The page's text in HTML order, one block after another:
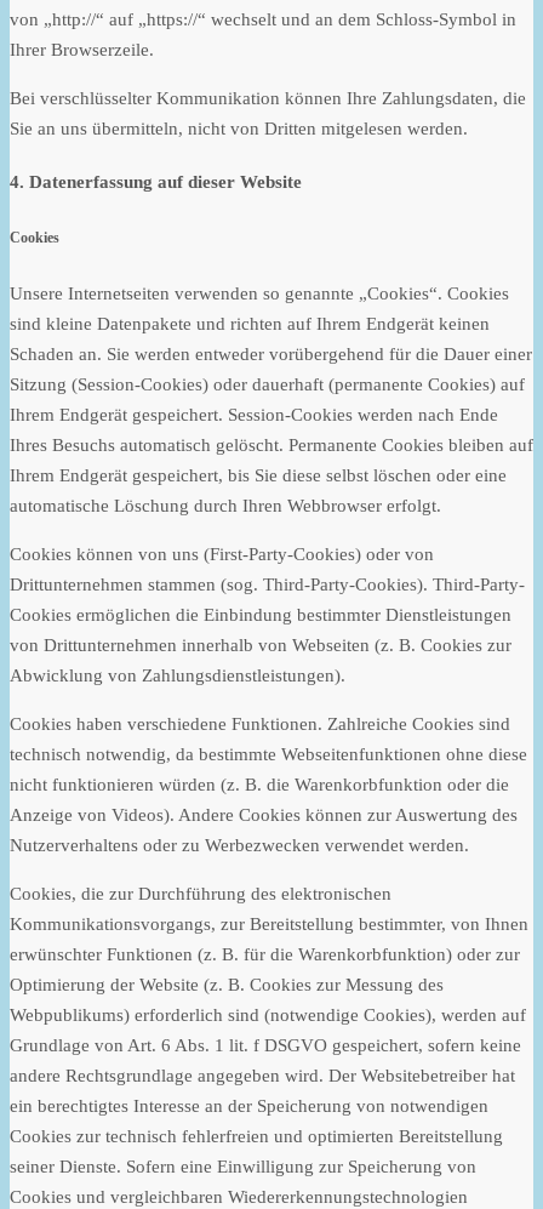
von „http://“ auf „https://“ wechselt und an dem Schloss-Symbol in
Ihrer Browserzeile.
Bei verschlüsselter Kommunikation können Ihre Zahlungsdaten, die
Sie an uns übermitteln, nicht von Dritten mitgelesen werden.
4. Datenerfassung auf dieser Website
Cookies
Unsere Internetseiten verwenden so genannte „Cookies“. Cookies
sind kleine Datenpakete und richten auf Ihrem Endgerät keinen
Schaden an. Sie werden entweder vorübergehend für die Dauer einer
Sitzung (Session-Cookies) oder dauerhaft (permanente Cookies) auf
Ihrem Endgerät gespeichert. Session-Cookies werden nach Ende
Ihres Besuchs automatisch gelöscht. Permanente Cookies bleiben auf
Ihrem Endgerät gespeichert, bis Sie diese selbst löschen oder eine
automatische Löschung durch Ihren Webbrowser erfolgt.
Cookies können von uns (First-Party-Cookies) oder von
Drittunternehmen stammen (sog. Third-Party-Cookies). Third-Party-
Cookies ermöglichen die Einbindung bestimmter Dienstleistungen
von Drittunternehmen innerhalb von Webseiten (z. B. Cookies zur
Abwicklung von Zahlungsdienstleistungen).
Cookies haben verschiedene Funktionen. Zahlreiche Cookies sind
technisch notwendig, da bestimmte Webseitenfunktionen ohne diese
nicht funktionieren würden (z. B. die Warenkorbfunktion oder die
Anzeige von Videos). Andere Cookies können zur Auswertung des
Nutzerverhaltens oder zu Werbezwecken verwendet werden.
Cookies, die zur Durchführung des elektronischen
Kommunikationsvorgangs, zur Bereitstellung bestimmter, von Ihnen
erwünschter Funktionen (z. B. für die Warenkorbfunktion) oder zur
Optimierung der Website (z. B. Cookies zur Messung des
Webpublikums) erforderlich sind (notwendige Cookies), werden auf
Grundlage von Art. 6 Abs. 1 lit. f DSGVO gespeichert, sofern keine
andere Rechtsgrundlage angegeben wird. Der Websitebetreiber hat
ein berechtigtes Interesse an der Speicherung von notwendigen
Cookies zur technisch fehlerfreien und optimierten Bereitstellung
seiner Dienste. Sofern eine Einwilligung zur Speicherung von
Cookies und vergleichbaren Wiedererkennungstechnologien